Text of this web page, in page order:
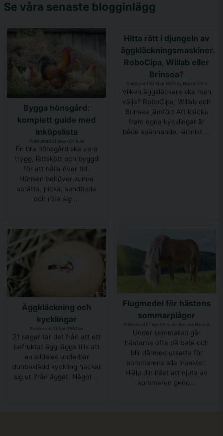
Se våra senaste blogginlägg
Bygga hönsgård:
komplett guide med
inköpslista
Publicerad 21 May 05:18 av
En bra hönsgård ska vara
trygg, lättskött och byggd
för att hålla över tid.
Hönsen behöver kunna
sprätta, picka, sandbada
och röra sig ...
Hitta rätt i djungeln av
äggkläckningsmaskiner.
RoboCipa, Willab eller
Brinsea?
Publicerad 20 May 18:22 av Henric Netz
Vilken äggkläckare ska man
välja? RoboCipa, Willab och
Brinsea jämfört Att kläcka
fram egna kycklingar är
både spännande, lärorikt ...
Äggkläckning och
kycklingar
Publicerad 01 Apr 09:51 av
21 dagar tar det från att ett
befruktat ägg läggs tills att
en alldeles underbar
dunbeklädd kyckling hackar
sig ut ifrån ägget. Något ...
Flugmedel för hästens
sommarplågor
Publicerad 01 Apr 09:51 av Jessica Nilsson
Under sommaren går
hästarna ofta på bete och
blir därmed utsatta för
sommarens alla insekter.
Hjälp din häst att njuta av
sommaren geno...